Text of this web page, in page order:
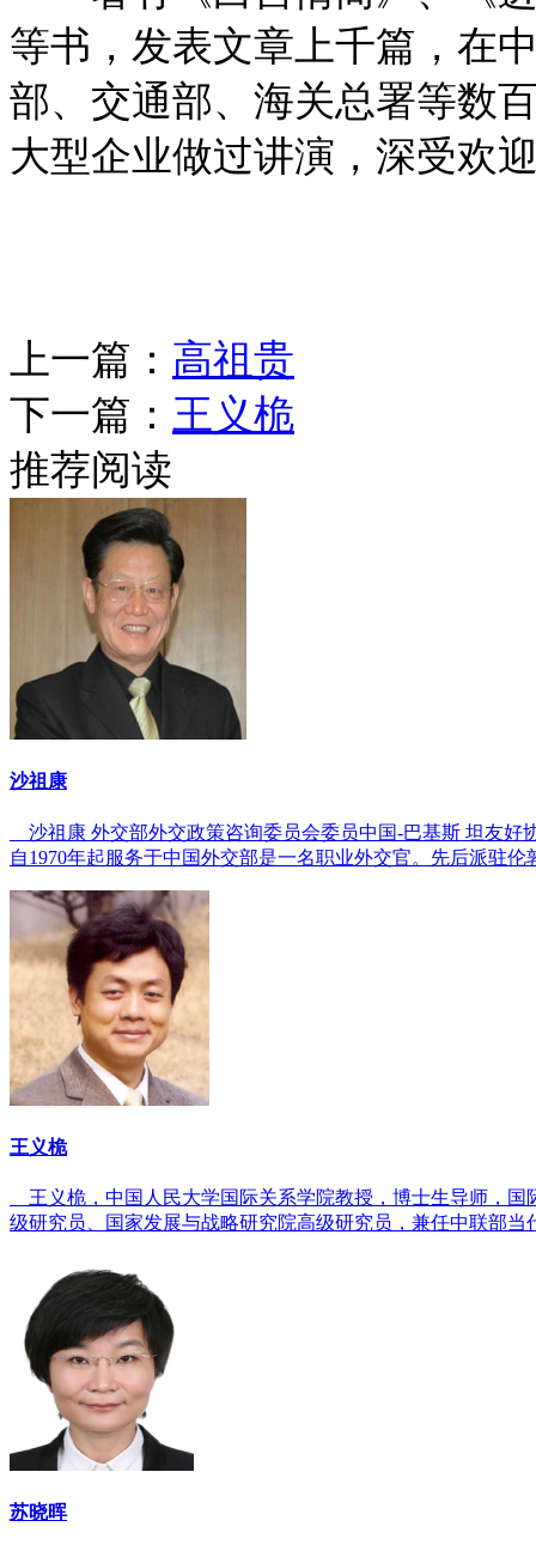
等书，发表文章上千篇，在
部、交通部、海关总署等数
大型企业做过讲演，深受欢
上一篇： 高祖贵
下一篇： 王义桅
推荐阅读
沙祖康
沙祖康 外交部外交政策咨询委员会委员中国-巴基斯 坦友好
自1970年起服务于中国外交部是一名职业外交官。先后派驻伦
王义桅
王义桅，中国人民大学国际关系学院教授，博士生导师，
级研究员、国家发展与战略研究院高级研究员，兼任中联部当
苏晓晖